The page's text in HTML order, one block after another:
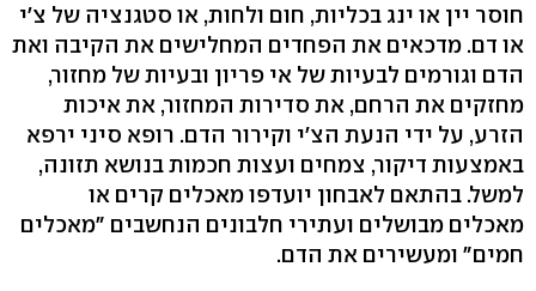
חוסר יין או ינג בכליות, חום ולחות, או סטגנציה של צ'י
או דם. מדכאים את הפחדים המחלישים את הקיבה ואת
הדם וגורמים לבעיות של אי פריון ובעיות של מחזור,
מחזקים את הרחם, את סדירות המחזור, את איכות
הזרע, על ידי הנעת הצ'י וקירור הדם. רופא סיני ירפא
באמצעות דיקור, צמחים ועצות חכמות בנושא תזונה,
למשל. בהתאם לאבחון יועדפו מאכלים קרים או
מאכלים מבושלים ועתירי חלבונים הנחשבים "מאכלים
חמים" ומעשירים את הדם.